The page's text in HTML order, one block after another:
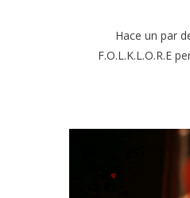
Hace un par
F.O.L.K.L.O.R.E